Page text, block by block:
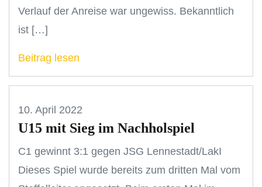
Verlauf der Anreise war ungewiss. Bekanntlich
ist […]
Beitrag lesen
10. April 2022
U15 mit Sieg im Nachholspiel
C1 gewinnt 3:1 gegen JSG Lennestadt/LakI
Dieses Spiel wurde bereits zum dritten Mal vom